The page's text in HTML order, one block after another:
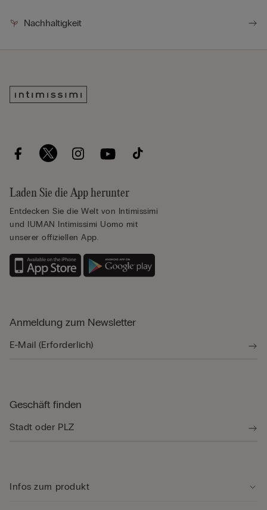
Nachhaltigkeit
Laden Sie die App herunter
Entdecken Sie die Welt von Intimissimi
und IUMAN Intimissimi Uomo mit
unserer offiziellen App.
Anmeldung zum Newsletter
Geschäft finden
Infos zum produkt